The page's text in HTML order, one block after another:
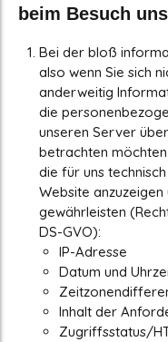
beim Besuch
Bei der bloß
also wenn Sie sich
anderweitig
die
unseren Server
betrachten
die für uns
Website
gewährleisten
DS-GVO):
IP-Adresse
Datum und
Inhalt der
Zugriffsstatus/